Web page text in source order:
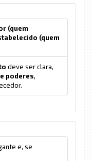
(quem
(quem
deve ser clara,
poderes,
e, se